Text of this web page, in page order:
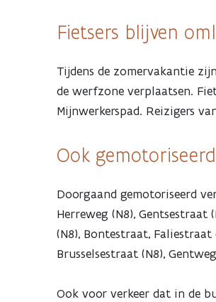
1
juli
Fietsers blijven
Tijdens de zomervakantie
de werfzone verplaatsen.
Mijnwerkerspad. Reizigers
Ook
Doorgaand gemotoriseerd
Herreweg (N8),
(N8), Bontestraat,
Brusselsestraat (N8),
Ook voor verkeer dat in de